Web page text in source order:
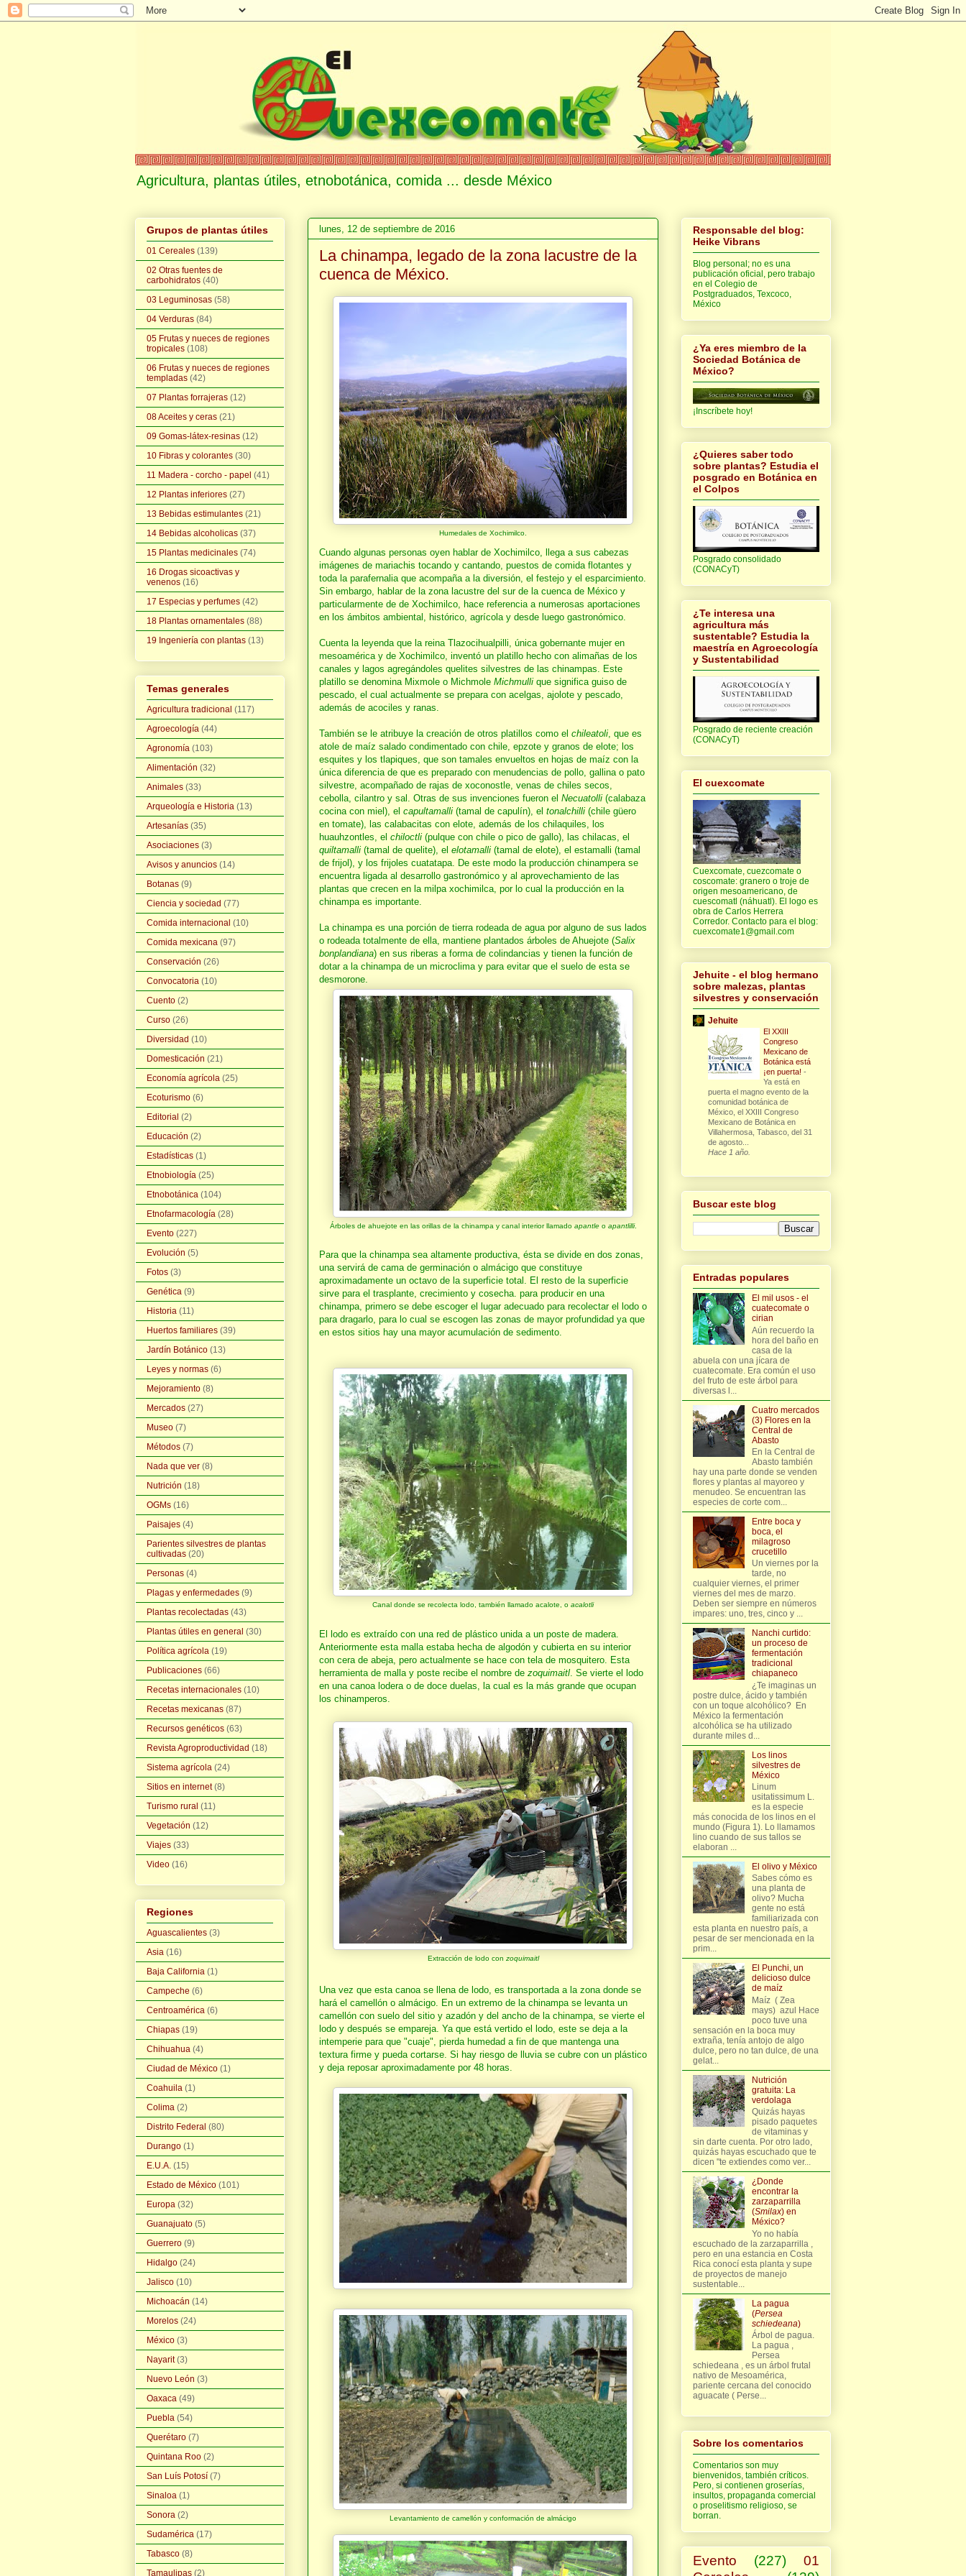
Agricultura, plantas útiles, etnobotánica, comida ... desde México
lunes, 12 de septiembre de 2016
La chinampa, legado de la zona lacustre de la
cuenca de México.
Humedales de Xochimilco.
Cuando algunas personas oyen hablar de Xochimilco, llega a sus cabezas
imágenes de mariachis tocando y cantando, puestos de comida flotantes y
toda la parafernalia que acompaña a la diversión, el festejo y el esparcimiento.
Sin embargo, hablar de la zona lacustre del sur de la cuenca de México y
particularmente de de Xochimilco, hace referencia a numerosas aportaciones
en los ámbitos ambiental, histórico, agrícola y desde luego gastronómico.
Cuenta la leyenda que la reina Tlazocihualpilli, única gobernante mujer en
mesoamérica y de Xochimilco, inventó un platillo hecho con alimañas de los
canales y lagos agregándoles quelites silvestres de las chinampas. Este
platillo se denomina Mixmole o Michmole Michmulli que significa guiso de
pescado, el cual actualmente se prepara con acelgas, ajolote y pescado,
además de acociles y ranas.
También se le atribuye la creación de otros platillos como el chileatoli , que es
atole de maíz salado condimentado con chile, epzote y granos de elote; los
esquites y los tlapiques, que son tamales envueltos en hojas de maíz con la
única diferencia de que es preparado con menudencias de pollo, gallina o pato
silvestre, acompañado de rajas de xoconostle, venas de chiles secos,
cebolla, cilantro y sal. Otras de sus invenciones fueron el Necuatolli (calabaza
cocina con miel), el capultamalli (tamal de capulín), el tonalchilli (chile güero
en tomate), las calabacitas con elote, además de los chilaquiles, los
huauhzontles, el chiloctli (pulque con chile o pico de gallo), las chilacas, el
quiltamalli (tamal de quelite), el elotamalli (tamal de elote), el estamalli (tamal
de frijol), y los frijoles cuatatapa. De este modo la producción chinampera se
encuentra ligada al desarrollo gastronómico y al aprovechamiento de las
plantas que crecen en la milpa xochimilca, por lo cual la producción en la
chinampa es importante.
La chinampa es una porción de tierra rodeada de agua por alguno de sus lados
o rodeada totalmente de ella, mantiene plantados árboles de Ahuejote (Salix
bonplandiana) en sus riberas a forma de colindancias y tienen la función de
dotar a la chinampa de un microclima y para evitar que el suelo de esta se
desmorone.
Árboles de ahuejote en las orillas de la chinampa y canal interior llamado apantleo apantlilli.
Para que la chinampa sea altamente productiva, ésta se divide en dos zonas,
una servirá de cama de germinación o almácigo que constituye
aproximadamente un octavo de la superficie total. El resto de la superficie
sirve para el trasplante, crecimiento y cosecha. para producir en una
chinampa, primero se debe escoger el lugar adecuado para recolectar el lodo o
para dragarlo, para lo cual se escogen las zonas de mayor profundidad ya que
en estos sitios hay una mayor acumulación de sedimento.
Canal donde se recolecta lodo, también llamado acalote, o acalotli
El lodo es extraído con una red de plástico unida a un poste de madera.
Anteriormente esta malla estaba hecha de algodón y cubierta en su interior
con cera de abeja, pero actualmente se hace con tela de mosquitero. Esta
herramienta de malla y poste recibe el nombre de zoquimaitl . Se vierte el lodo
en una canoa lodera o de doce duelas, la cual es la más grande que ocupan
los chinamperos.
Extracción de lodo con zoquimaitl
Una vez que esta canoa se llena de lodo, es transportada a la zona donde se
hará el camellón o almácigo. En un extremo de la chinampa se levanta un
camellón con suelo del sitio y azadón y del ancho de la chinampa, se vierte el
lodo y después se empareja. Ya que está vertido el lodo, este se deja a la
intemperie para que "cuaje", pierda humedad a fin de que mantenga una
textura firme y pueda cortarse. Si hay riesgo de lluvia se cubre con un plástico
y deja reposar aproximadamente por 48 horas.
Levantamiento de camellón y conformación de almácigo
Grupos de plantas útiles
01 Cereales (139)
02 Otras fuentes de
carbohidratos (40)
03 Leguminosas (58)
04 Verduras (84)
05 Frutas y nueces de regiones
tropicales (108)
06 Frutas y nueces de regiones
templadas (42)
07 Plantas forrajeras (12)
08 Aceites y ceras (21)
09 Gomas-látex-resinas (12)
10 Fibras y colorantes (30)
11 Madera - corcho - papel (41)
12 Plantas inferiores (27)
13 Bebidas estimulantes (21)
14 Bebidas alcoholicas (37)
15 Plantas medicinales (74)
16 Drogas sicoactivas y
venenos (16)
17 Especias y perfumes (42)
18 Plantas ornamentales (88)
19 Ingeniería con plantas (13)
Temas generales
Agricultura tradicional (117)
Agroecología (44)
Agronomía (103)
Alimentación (32)
Animales (33)
Arqueología e Historia (13)
Artesanías (35)
Asociaciones (3)
Avisos y anuncios (14)
Botanas (9)
Ciencia y sociedad (77)
Comida internacional (10)
Comida mexicana (97)
Conservación (26)
Convocatoria (10)
Cuento (2)
Curso (26)
Diversidad (10)
Domesticación (21)
Economía agrícola (25)
Ecoturismo (6)
Editorial (2)
Educación (2)
Estadísticas (1)
Etnobiología (25)
Etnobotánica (104)
Etnofarmacología (28)
Evento (227)
Evolución (5)
Fotos (3)
Genética (9)
Historia (11)
Huertos familiares (39)
Jardín Botánico (13)
Leyes y normas (6)
Mejoramiento (8)
Mercados (27)
Museo (7)
Métodos (7)
Nada que ver (8)
Nutrición (18)
OGMs (16)
Paisajes (4)
Parientes silvestres de plantas
cultivadas (20)
Personas (4)
Plagas y enfermedades (9)
Plantas recolectadas (43)
Plantas útiles en general (30)
Política agrícola (19)
Publicaciones (66)
Recetas internacionales (10)
Recetas mexicanas (87)
Recursos genéticos (63)
Revista Agroproductividad (18)
Sistema agrícola (24)
Sitios en internet (8)
Turismo rural (11)
Vegetación (12)
Viajes (33)
Video (16)
Regiones
Aguascalientes (3)
Asia (16)
Baja California (1)
Campeche (6)
Centroamérica (6)
Chiapas (19)
Chihuahua (4)
Ciudad de México (1)
Coahuila (1)
Colima (2)
Distrito Federal (80)
Durango (1)
E.U.A. (15)
Estado de México (101)
Europa (32)
Guanajuato (5)
Guerrero (9)
Hidalgo (24)
Jalisco (10)
Michoacán (14)
Morelos (24)
México (3)
Nayarit (3)
Nuevo León (3)
Oaxaca (49)
Puebla (54)
Querétaro (7)
Quintana Roo (2)
San Luís Potosí (7)
Sinaloa (1)
Sonora (2)
Sudamérica (17)
Tabasco (8)
Tamaulipas (2)
Responsable del blog:
Heike Vibrans
Blog personal; no es una
publicación oficial, pero trabajo
en el Colegio de
Postgraduados, Texcoco,
México
¿Ya eres miembro de la
Sociedad Botánica de
México?
¡Inscríbete hoy!
¿Quieres saber todo
sobre plantas? Estudia el
posgrado en Botánica en
el Colpos
Posgrado consolidado
(CONACyT)
¿Te interesa una
agricultura más
sustentable? Estudia la
maestría en Agroecología
y Sustentabilidad
Posgrado de reciente creación
(CONACyT)
El cuexcomate
Cuexcomate, cuezcomate o
coscomate: granero o troje de
origen mesoamericano, de
cuescomatl (náhuatl). El logo es
obra de Carlos Herrera
Corredor. Contacto para el blog:
cuexcomate1@gmail.com
Jehuite - el blog hermano
sobre malezas, plantas
silvestres y conservación
Jehuite
El XXIII
Congreso
Mexicano de
Botánica está
¡en puerta! -
Ya está en
puerta el magno evento de la
comunidad botánica de
México, el XXIII Congreso
Mexicano de Botánica en
Villahermosa, Tabasco, del 31
de agosto...
Hace 1 año.
Buscar este blog
Entradas populares
El mil usos - el
cuatecomate o
cirian
Aún recuerdo la
hora del baño en
casa de la
abuela con una jícara de
cuatecomate. Era común el uso
del fruto de este árbol para
diversas l...
Cuatro mercados
(3) Flores en la
Central de
Abasto
En la Central de
Abasto también
hay una parte donde se venden
flores y plantas al mayoreo y
menudeo. Se encuentran las
especies de corte com...
Entre boca y
boca, el
milagroso
crucetillo
Un viernes por la
tarde, no
cualquier viernes, el primer
viernes del mes de marzo.
Deben ser siempre en números
impares: uno, tres, cinco y ...
Nanchi curtido:
un proceso de
fermentación
tradicional
chiapaneco
¿Te imaginas un
postre dulce, ácido y también
con un toque alcohólico? En
México la fermentación
alcohólica se ha utilizado
durante miles d...
Los linos
silvestres de
México
Linum
usitatissimum L.
es la especie
más conocida de los linos en el
mundo (Figura 1). Lo llamamos
lino cuando de sus tallos se
elaboran ...
El olivo y México
Sabes cómo es
una planta de
olivo? Mucha
gente no está
familiarizada con
esta planta en nuestro país, a
pesar de ser mencionada en la
prim...
El Punchi, un
delicioso dulce
de maíz
Maíz ( Zea
mays) azul Hace
poco tuve una
sensación en la boca muy
extraña, tenía antojo de algo
dulce, pero no tan dulce, de una
gelat...
Nutrición
gratuita: La
verdolaga
Quizás hayas
pisado paquetes
de vitaminas y
sin darte cuenta. Por otro lado,
quizás hayas escuchado que te
dicen "te extiendes como ver...
¿Donde
encontrar la
zarzaparrilla
(Smilax) en
México?
Yo no había
escuchado de la zarzaparrilla ,
pero en una estancia en Costa
Rica conocí esta planta y supe
de proyectos de manejo
sustentable...
La pagua
(Persea
schiedeana)
Árbol de pagua.
La pagua ,
Persea
schiedeana , es un árbol frutal
nativo de Mesoamérica,
pariente cercana del conocido
aguacate ( Perse...
Sobre los comentarios
Comentarios son muy
bienvenidos, también críticos.
Pero, si contienen groserías,
insultos, propaganda comercial
o proselitismo religioso, se
borran.
Evento (227)
01